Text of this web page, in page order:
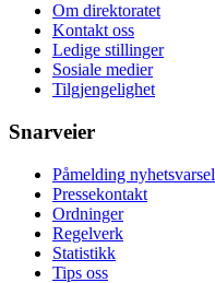
Om direktoratet
Kontakt oss
Ledige stillinger
Sosiale medier
Tilgjengelighet
Snarveier
Påmelding nyhetsvarsel
Pressekontakt
Ordninger
Regelverk
Statistikk
Tips oss